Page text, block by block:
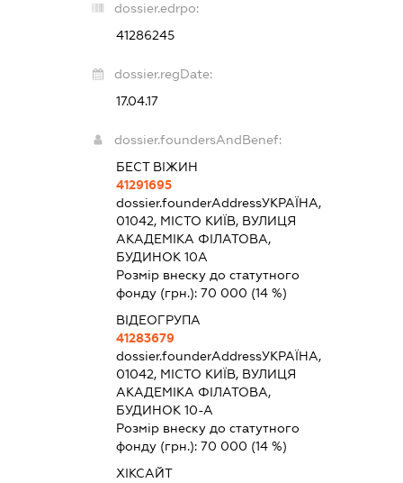
dossier.edrpo:
41286245
dossier.regDate:
17.04.17
dossier.foundersAndBenef:
БЕСТ ВІЖИН
41291695
dossier.founderAddressУКРАЇНА,
01042, МІСТО КИЇВ, ВУЛИЦЯ
АКАДЕМІКА ФІЛАТОВА,
БУДИНОК 10А
Розмір внеску до статутного
фонду (грн.):70 000 (14 %)
ВІДЕОГРУПА
41283679
dossier.founderAddressУКРАЇНА,
01042, МІСТО КИЇВ, ВУЛИЦЯ
АКАДЕМІКА ФІЛАТОВА,
БУДИНОК 10-А
Розмір внеску до статутного
фонду (грн.):70 000 (14 %)
ХІКСАЙТ